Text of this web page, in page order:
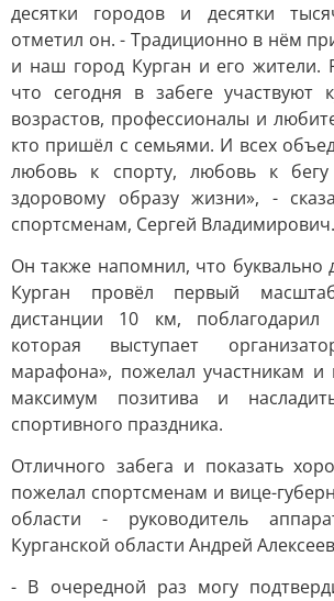
десятки городов и десятки
отметил он. - Традиционно в нём
и наш город Курган и его жители.
что сегодня в забеге участвуют
возрастов, профессионалы и
кто пришёл с семьями. И всех
любовь к спорту, любовь к
здоровому образу жизни», -
спортсменам, Сергей Владимирович.
Он также напомнил, что буквально
Курган провёл первый
дистанции 10 км, поблагодарил
которая выступает
марафона», пожелал участникам и
максимум позитива и
спортивного праздника.
Отличного забега и показать
пожелал спортсменам и вице-
области - руководитель
Курганской области Андрей
- В очередной раз могу